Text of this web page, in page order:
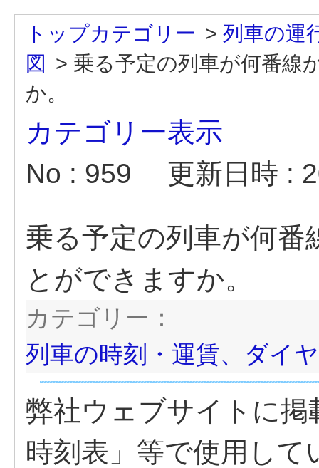
トップカテゴリー > 列車の運
図 > 乗る予定の列車が何番線
か。
カテゴリー表示
No : 959
更新日時 :
乗る予定の列車が何
とができますか。
カテゴリー：
列車の時刻・運賃、ダイ
弊社ウェブサイトに
時刻表」等で使用し